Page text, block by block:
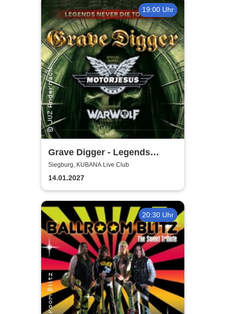
19:00 Uhr
Grave Digger - Legends
Never Die Tour '27
Siegburg, KUBANA Live Club
14.01.2027
20:30 Uhr